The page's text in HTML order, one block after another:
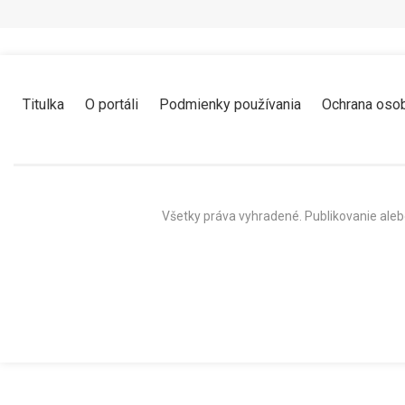
Titulka O portáli Podmienky používania Ochrana
Všetky práva vyhradené. Publikovanie